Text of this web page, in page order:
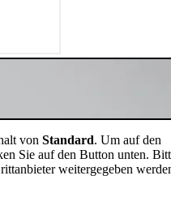
von Standard. Um auf den
Sie auf den Button unten.
weitergegeben